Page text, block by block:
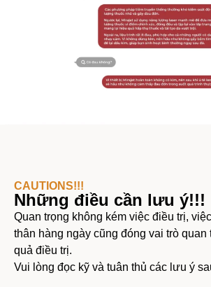
CAUTIONS!!!
Những điều cần lưu ý!!!
Quan trọng không kém việc điều trị,
thân hàng ngày cũng đóng vai trò quan
quả điều trị.
Vui lòng đọc kỹ và tuân thủ các lưu ý